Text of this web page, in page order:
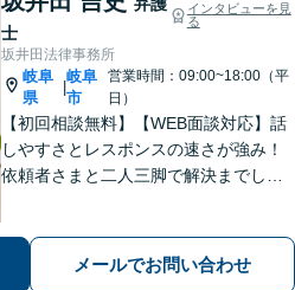
士
インタビューを見
る
坂井田法律事務所
岐阜
県
|
岐阜
市
営業時間：09:00~18:00（平
日）
【初回相談無料】【WEB面談対応】話
しやすさとレスポンスの速さが強み！
依頼者さまと二人三脚で解決までしっ
を一緒に見出します。お悩みの方はぜ
ひご相談ください【柔軟な費用体系】
メールでお問い合わせ